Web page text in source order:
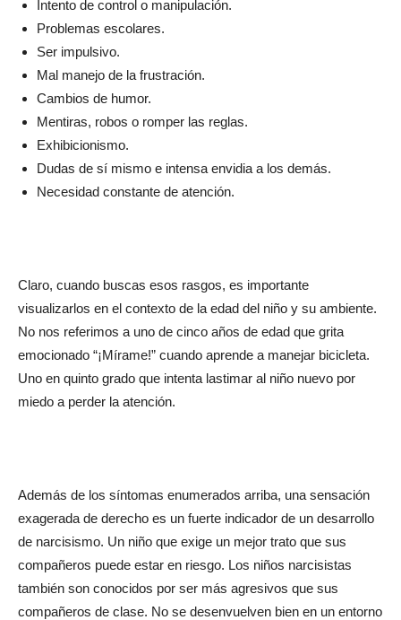
Intento de control o manipulación.
Problemas escolares.
Ser impulsivo.
Mal manejo de la frustración.
Cambios de humor.
Mentiras, robos o romper las reglas.
Exhibicionismo.
Dudas de sí mismo e intensa envidia a los demás.
Necesidad constante de atención.
Claro, cuando buscas esos rasgos, es importante
visualizarlos en el contexto de la edad del niño y su ambiente.
No nos referimos a uno de cinco años de edad que grita
emocionado “¡Mírame!” cuando aprende a manejar bicicleta.
Uno en quinto grado que intenta lastimar al niño nuevo por
miedo a perder la atención.
Además de los síntomas enumerados arriba, una sensación
exagerada de derecho es un fuerte indicador de un desarrollo
de narcisismo. Un niño que exige un mejor trato que sus
compañeros puede estar en riesgo. Los niños narcisistas
también son conocidos por ser más agresivos que sus
compañeros de clase. No se desenvuelven bien en un entorno